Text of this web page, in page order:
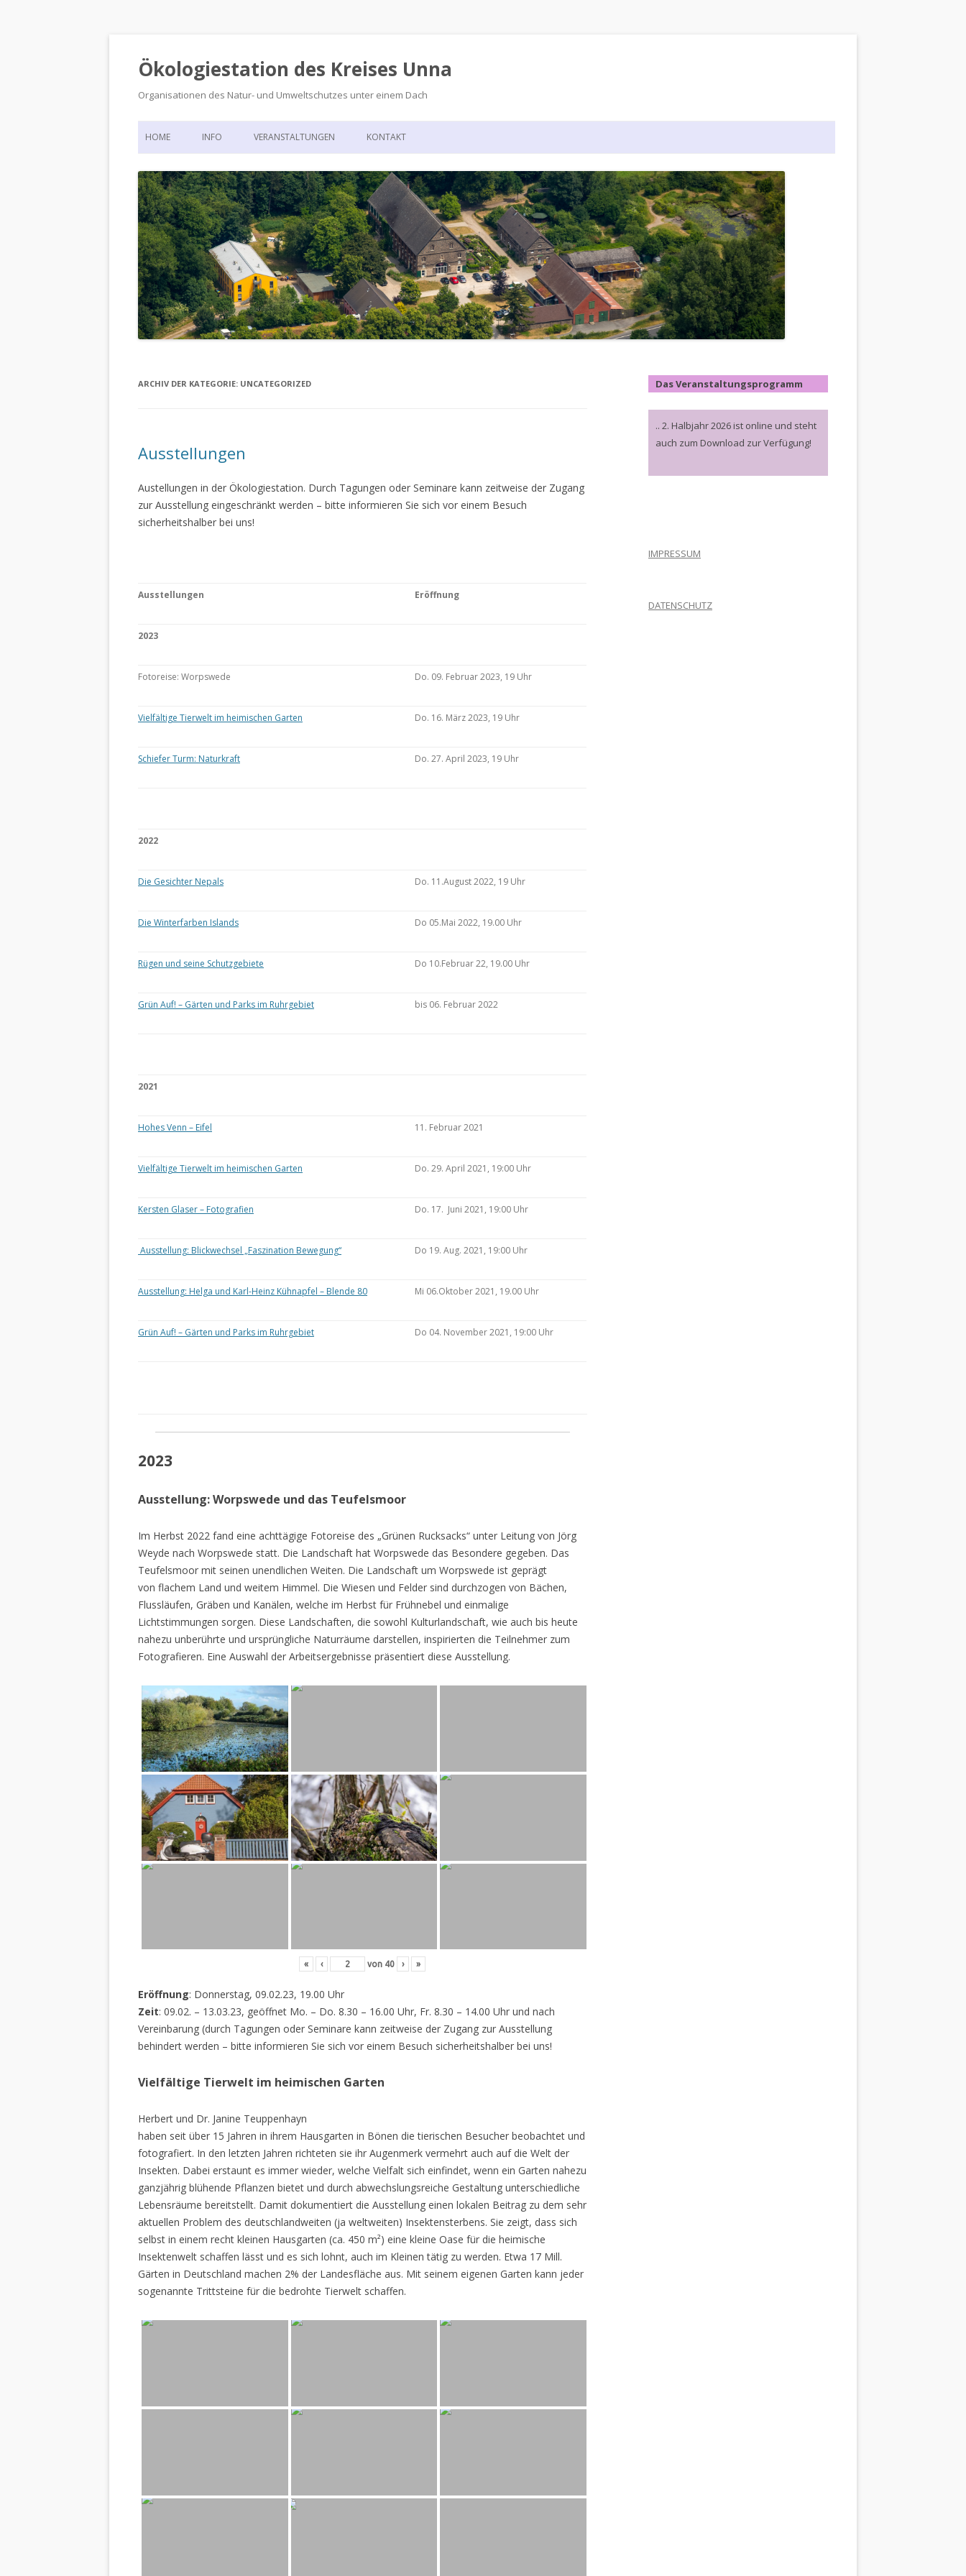
Ökologiestation des Kreises Unna
Organisationen des Natur- und Umweltschutzes unter einem Dach
Zum
HOME INFO
DIE ÖKOLOGIESTATION – FAST
900 JAHRE VORGESCHICHTE
VERANSTALTUNGEN KONTAKT
ARCHIV DER KATEGORIE: UNCATEGORIZED
Ausstellungen
Austellungen in der Ökologiestation. Durch Tagungen oder Seminare kann zeitweise der Zugang
zur Ausstellung eingeschränkt werden – bitte informieren Sie sich vor einem Besuch
sicherheitshalber bei uns!
Ausstellungen Eröffnung
2023
Fotoreise: Worpswede Do. 09. Februar 2023, 19 Uhr
Vielfältige Tierwelt im heimischen Garten Do. 16. März 2023, 19 Uhr
Schiefer Turm: Naturkraft Do. 27. April 2023, 19 Uhr
2022
Die Gesichter Nepals Do. 11.August 2022, 19 Uhr
Die Winterfarben Islands Do 05.Mai 2022, 19.00 Uhr
Rügen und seine Schutzgebiete Do 10.Februar 22, 19.00 Uhr
Grün Auf! – Gärten und Parks im Ruhrgebiet bis 06. Februar 2022
2021
Hohes Venn – Eifel 11. Februar 2021
Vielfältige Tierwelt im heimischen Garten Do. 29. April 2021, 19:00 Uhr
Kersten Glaser – Fotografien Do. 17. Juni 2021, 19:00 Uhr
Ausstellung: Blickwechsel „Faszination Bewegung“ Do 19. Aug. 2021, 19:00 Uhr
Ausstellung: Helga und Karl-Heinz Kühnapfel – Blende 80 Mi 06.Oktober 2021, 19.00 Uhr
Grün Auf! – Gärten und Parks im Ruhrgebiet Do 04. November 2021, 19:00 Uhr
2023
Ausstellung: Worpswede und das Teufelsmoor
Im Herbst 2022 fand eine achttägige Fotoreise des „Grünen Rucksacks“ unter Leitung von Jörg
Weyde nach Worpswede statt. Die Landschaft hat Worpswede das Besondere gegeben. Das
Teufelsmoor mit seinen unendlichen Weiten. Die Landschaft um Worpswede ist geprägt
von flachem Land und weitem Himmel. Die Wiesen und Felder sind durchzogen von Bächen,
Flussläufen, Gräben und Kanälen, welche im Herbst für Frühnebel und einmalige
Lichtstimmungen sorgen. Diese Landschaften, die sowohl Kulturlandschaft, wie auch bis heute
nahezu unberührte und ursprüngliche Naturräume darstellen, inspirierten die Teilnehmer zum
Fotografieren. Eine Auswahl der Arbeitsergebnisse präsentiert diese Ausstellung.
« ‹ von 40 › »
Eröffnung: Donnerstag, 09.02.23, 19.00 Uhr
Zeit: 09.02. – 13.03.23, geöffnet Mo. – Do. 8.30 – 16.00 Uhr, Fr. 8.30 – 14.00 Uhr und nach
Vereinbarung (durch Tagungen oder Seminare kann zeitweise der Zugang zur Ausstellung
behindert werden – bitte informieren Sie sich vor einem Besuch sicherheitshalber bei uns!
Vielfältige Tierwelt im heimischen Garten
Herbert und Dr. Janine Teuppenhayn
haben seit über 15 Jahren in ihrem Hausgarten in Bönen die tierischen Besucher beobachtet und
fotografiert. In den letzten Jahren richteten sie ihr Augenmerk vermehrt auch auf die Welt der
Insekten. Dabei erstaunt es immer wieder, welche Vielfalt sich einfindet, wenn ein Garten nahezu
ganzjährig blühende Pflanzen bietet und durch abwechslungsreiche Gestaltung unterschiedliche
Lebensräume bereitstellt. Damit dokumentiert die Ausstellung einen lokalen Beitrag zu dem sehr
aktuellen Problem des deutschlandweiten (ja weltweiten) Insektensterbens. Sie zeigt, dass sich
selbst in einem recht kleinen Hausgarten (ca. 450 m²) eine kleine Oase für die heimische
Insektenwelt schaffen lässt und es sich lohnt, auch im Kleinen tätig zu werden. Etwa 17 Mill.
Gärten in Deutschland machen 2% der Landesfläche aus. Mit seinem eigenen Garten kann jeder
sogenannte Trittsteine für die bedrohte Tierwelt schaffen.
Das Veranstaltungsprogramm
.. 2. Halbjahr 2026 ist online und steht
auch zum Download zur Verfügung!
IMPRESSUM
DATENSCHUTZ